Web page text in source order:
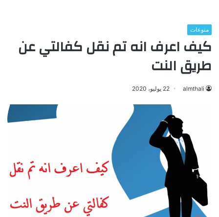
منوعات
كيف اعرف انه تم نقل كفالتي عن
طريق النت
almthali 22 يوليو، 2020